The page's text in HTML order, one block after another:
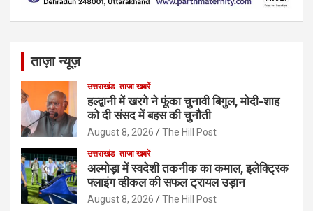
ताज़ा न्यूज़
उत्तराखंड ताजा खबरें
हल्द्वानी में खरगे ने फूंका चुनावी बिगुल, मोदी-शाह
को दी संसद में बहस की चुनौती
August 8, 2026 The Hill Post
उत्तराखंड ताजा खबरें
अल्मोड़ा में स्वदेशी तकनीक का कमाल, इलेक्ट्रिक
फ्लाइंग व्हीकल की सफल ट्रायल उड़ान
August 8, 2026 The Hill Post